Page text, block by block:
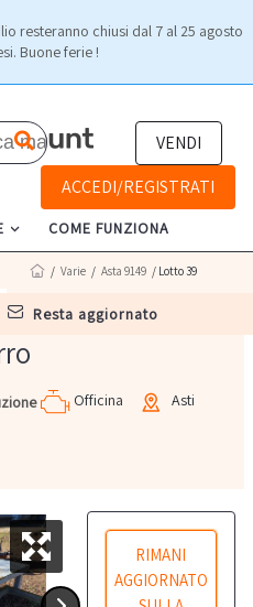
resteranno chiusi dal 7 al 25 agosto
Buone ferie !
VENDI
ACCEDI/REGISTRATI
COME FUNZIONA
resta aggiornato
/ Varie / Asta 9149 / Lotto 39
Officina
Asti
RIMANI
AGGIORNATO